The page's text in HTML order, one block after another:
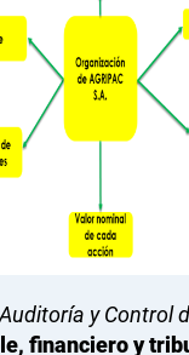
y Control
financiero y